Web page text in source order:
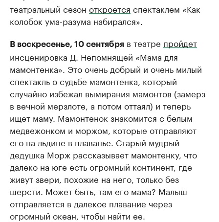
театральный сезон откроется спектаклем «Как
колобок ума-разума набирался».
В воскресенье, 10 сентября в театре пройдет
инсценировка Д. Непомнящей «Мама для
мамонтенка». Это очень добрый и очень милый
спектакль о судьбе мамонтенка, который
случайно избежал вымирания мамонтов (замерз
в вечной мерзлоте, а потом оттаял) и теперь
ищет маму. Мамонтенок знакомится с белым
медвежонком и моржом, которые отправляют
его на льдине в плаванье. Старый мудрый
дедушка Морж рассказывает мамонтенку, что
далеко на юге есть огромный континент, где
живут звери, похожие на него, только без
шерсти. Может быть, там его мама? Малыш
отправляется в далекое плавание через
огромный океан, чтобы найти ее.